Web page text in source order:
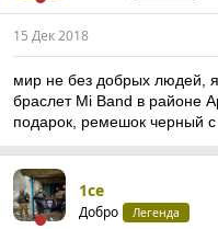
15 Дек 2018
мир не без добрых людей,
браслет Mi Band в районе
подарок, ремешок черный
1ce
Добро Легенда